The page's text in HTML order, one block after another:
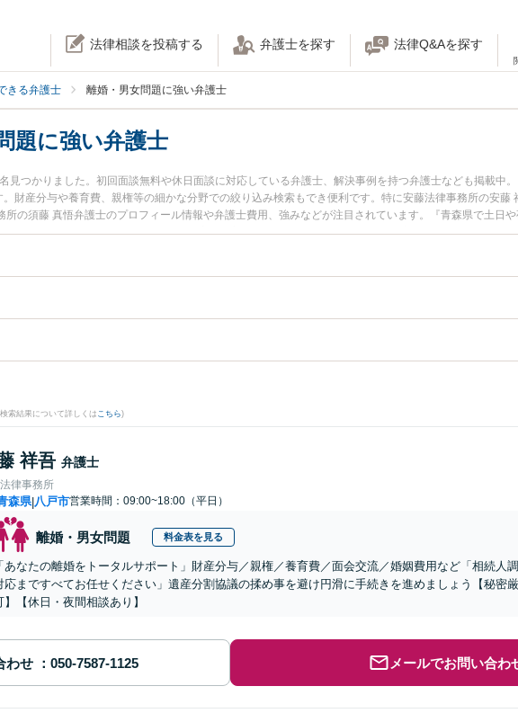
法律相談を投稿する 弁護士を探す 法律Q&Aを探す
きる弁護士 離婚・男女問題に強い弁護士
題に強い弁護士
見つかりました。初回面談無料や休日面談に対応している弁護士、解決事例を持つ弁護士なども掲載中
財産分与や養育費、親権等の細かな分野での絞り込み検索もでき便利です。特に安藤法律事務所の安藤
の須藤 真悟弁護士のプロフィール情報や弁護士費用、強みなどが注目されています。『青森県で土日
』『離婚・男女問題のトラブル解決の実績豊富な近くの弁護士を検索したい』『初回相談無料で離婚・
りの相談者さんにおすすめです。
索結果について詳しくは こちら)
祥吾 弁護士
律事務所
森県|八戸市営業時間：09:00~18:00（平日）
離婚・男女問題 料金表を見る
「あなたの離婚をトータルサポート」財産分与／親権／養育費／面会交流／婚姻費用など「相続人
応まですべてお任せください」遺産分割協議の揉め事を避け円滑に手続きを進めましょう【秘密
】【休日・夜間相談あり】
わせ メールでお問い合わ